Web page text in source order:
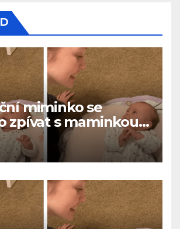
miminko se
zpívat s maminkou…
miliony srdcí